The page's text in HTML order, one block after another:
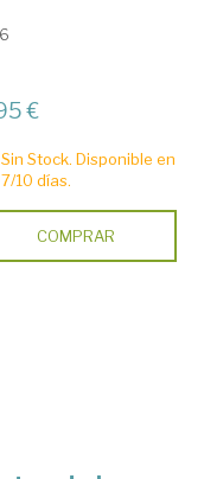
€
Sin Stock. Disponible en
7/10 días.
COMPRAR